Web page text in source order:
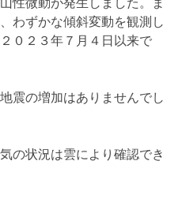
性微動が発生しました。ま
わずかな傾斜変動を観測し
０２３年７月４日以来で
震の増加はありませんでし
の状況は雲により確認でき